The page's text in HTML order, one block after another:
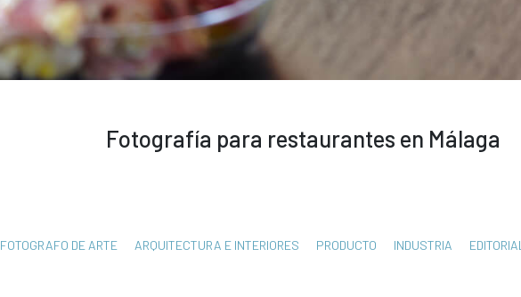
Fotografía para restaurantes en Málaga
FOTOGRAFO DE ARTE ARQUITECTURA E INTERIORES PRODUCTO INDUSTRIA EDITORIAL